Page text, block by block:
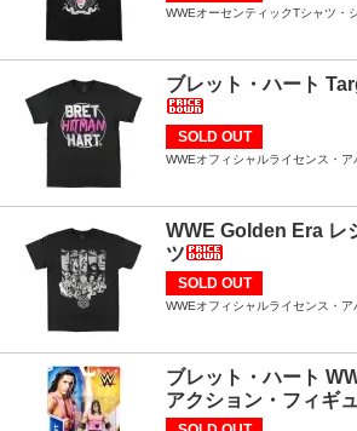
WWEオーセンティックTシャツ・
ブレット・ハート
SOLD OUT
WWEオフィシャルライセンス・ア
WWE Golden Era レ
ツ
SOLD OUT
WWEオフィシャルライセンス・ア
ブレット・ハート
アクション・フィギ